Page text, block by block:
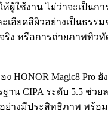
ผู้ใช้งาน ไม่ว่าจะเป็นก
เอียดสีผิวอย่างเป็นธรร
ริง หรือการถ่ายภาพทิว
ง HONOR Magic8 Pro
าน CIPA ระดับ 5.5 ช่วย
ย่างมีประสิทธิภาพ พร้อ